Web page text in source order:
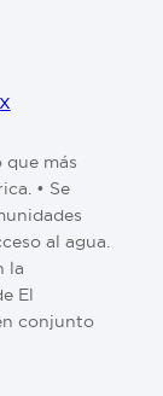
que más
• Se
al agua.
la
El
conjunto